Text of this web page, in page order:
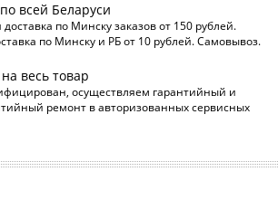
всей Беларуси
доставка по Минску заказов от 150 рублей.
по Минску и РБ от 10 рублей. Самовывоз.
весь товар
осуществляем гарантийный и
ремонт в авторизованных сервисных